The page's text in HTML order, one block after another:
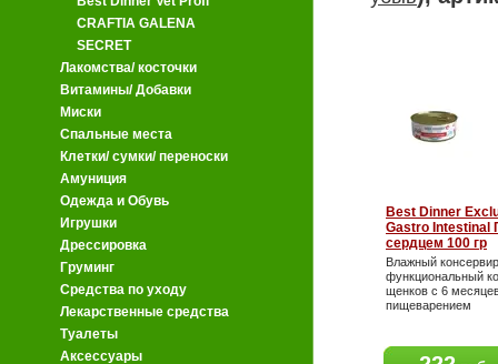
CRAFTIA GALENA
SECRET
Лакомства/ косточки
Витамины/ Добавки
Миски
Спальные места
Клетки/ сумки/ переноски
Амуниция
Одежда и Обувь
Игрушки
Дрессировка
Груминг
Средства по уходу
Лекарственные средства
Туалеты
Аксессуары
Best Dinner
Gastro Intestinal
сердцем 100 гр
Влажный
функциональный
щенков с 6
пищеварением